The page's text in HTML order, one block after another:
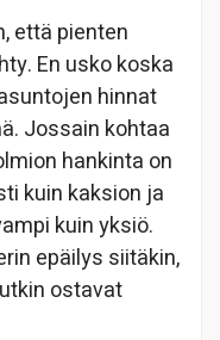
että pienten
En usko koska
hinnat
Jossain kohtaa
hankinta on
kuin kaksion ja
kuin yksiö.
epäilys siitäkin,
ostavat